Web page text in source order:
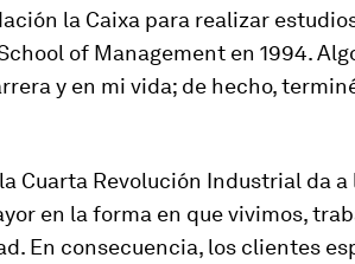
la Caixa para realizar
of Management en 1994.
y en mi vida; de hecho,
Cuarta Revolución Industrial da a
en la forma en que vivimos,
En consecuencia, los clientes